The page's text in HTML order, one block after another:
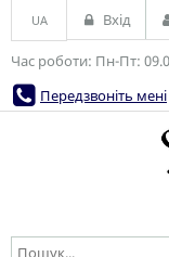
Час роботи: Пн-Пт:
Передзвоніть мені
UA Вхід